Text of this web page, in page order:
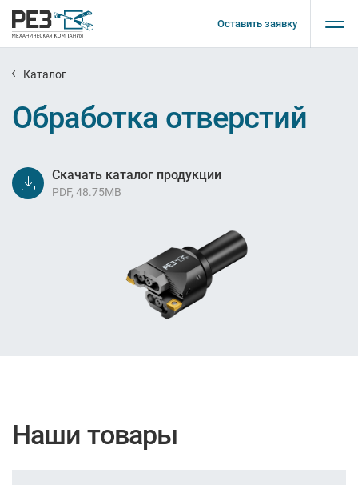
Оставить заявку
Каталог
Обработка отверстий
Скачать каталог продукции
PDF, 48.75MB
Наши товары